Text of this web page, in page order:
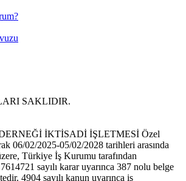
SAKLIDIR.
İKTİSADİ İŞLETMESİ Özel
06/02/2025-05/02/2028 tarihleri arasında
Türkiye İş Kurumu tarafından
sayılı karar uyarınca 387 nolu belge
4904 sayılı kanun uyarınca iş